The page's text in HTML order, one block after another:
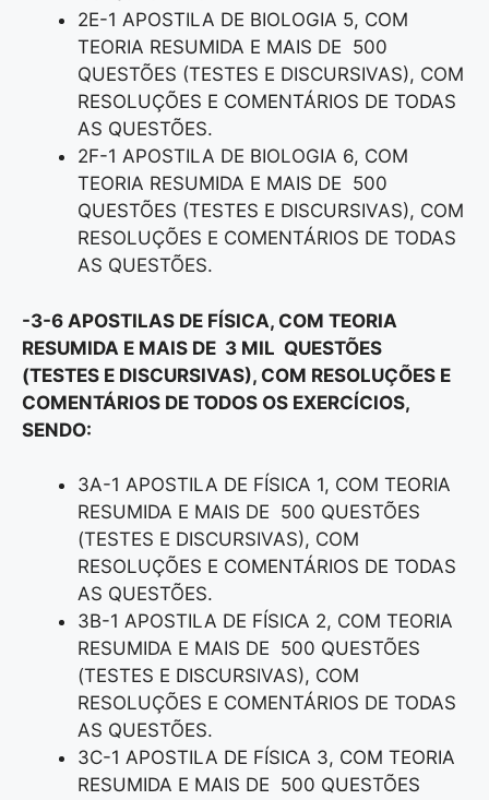
2E-1 APOSTILA DE BIOLOGIA 5, COM
TEORIA RESUMIDA E MAIS DE 500
QUESTÕES (TESTES E DISCURSIVAS), COM
RESOLUÇÕES E COMENTÁRIOS DE TODAS
AS QUESTÕES.
2F-1 APOSTILA DE BIOLOGIA 6, COM
TEORIA RESUMIDA E MAIS DE 500
QUESTÕES (TESTES E DISCURSIVAS), COM
RESOLUÇÕES E COMENTÁRIOS DE TODAS
AS QUESTÕES.
-3-6 APOSTILAS DE FÍSICA, COM TEORIA
RESUMIDA E MAIS DE 3 MIL QUESTÕES
(TESTES E DISCURSIVAS), COM RESOLUÇÕES E
COMENTÁRIOS DE TODOS OS EXERCÍCIOS,
SENDO:
3A-1 APOSTILA DE FÍSICA 1, COM TEORIA
RESUMIDA E MAIS DE 500 QUESTÕES
(TESTES E DISCURSIVAS), COM
RESOLUÇÕES E COMENTÁRIOS DE TODAS
AS QUESTÕES.
3B-1 APOSTILA DE FÍSICA 2, COM TEORIA
RESUMIDA E MAIS DE 500 QUESTÕES
(TESTES E DISCURSIVAS), COM
RESOLUÇÕES E COMENTÁRIOS DE TODAS
AS QUESTÕES.
3C-1 APOSTILA DE FÍSICA 3, COM TEORIA
RESUMIDA E MAIS DE 500 QUESTÕES